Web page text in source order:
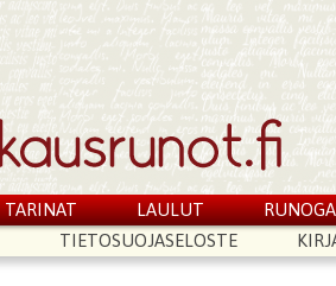
TARINAT LAULUT
TIETOSUOJASELOSTE